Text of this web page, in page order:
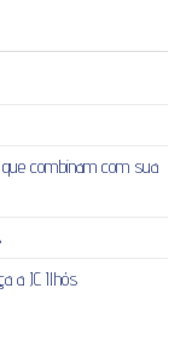
combinam com sua
a JC Ilhós